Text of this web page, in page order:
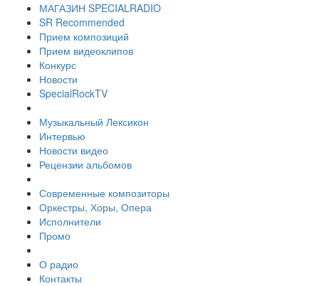
МАГАЗИН SPECIALRADIO
SR Recommended
Прием композиций
Прием видеоклипов
Конкурс
Новости
SpecialRockTV
Музыкальный Лексикон
Интервью
Новости видео
Рецензии альбомов
Современные композиторы
Оркестры, Хоры, Опера
Исполнители
Промо
О радио
Контакты